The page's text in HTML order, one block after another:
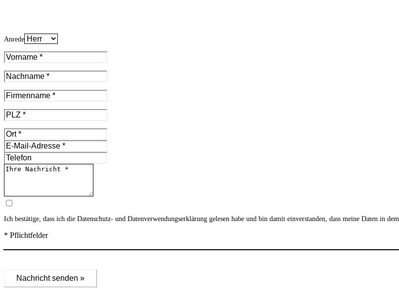
Anrede
Ich bestätige, dass ich die Datenschutz- und Datenverwendungserklärung gelesen habe und bin damit einverstanden, dass meine Daten in
* Pflichtfelder
Nachricht senden »